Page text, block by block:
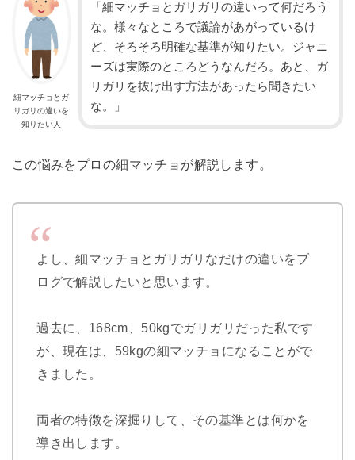
細マッチョとガ
リガリの違いを
知りたい人
「細マッチョとガリガリの違いって何だろう
な。様々なところで議論があがっているけ
ど、そろそろ明確な基準が知りたい。ジャニ
ーズは実際のところどうなんだろ。あと、ガ
リガリを抜け出す方法があったら聞きたい
な。」
この悩みをプロの細マッチョが解説します。
よし、細マッチョとガリガリなだけの違いをブ
ログで解説したいと思います。
過去に、168cm、50kgでガリガリだった私です
が、現在は、59kgの細マッチョになることがで
きました。
両者の特徴を深掘りして、その基準とは何かを
導き出します。